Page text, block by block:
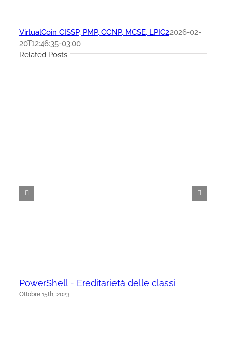
VirtualCoin CISSP, PMP, CCNP, MCSE, LPIC22026-02-
20T12:46:35-03:00
Related Posts
PowerShell - Ereditarietà delle classi
Ottobre 15th, 2023